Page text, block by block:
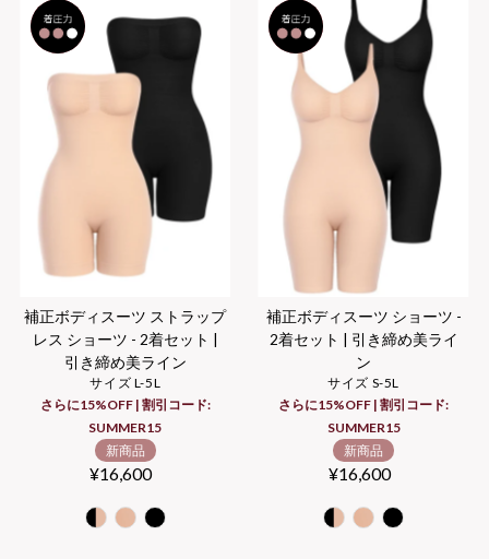
2
セット
補正ボディスーツ ストラップ
レス ショーツ - 2着セット |
引き締め美ライン
サイズ L-5L
さらに15%OFF | 割引コード:
SUMMER15
新商品
Regular
¥16,600
2
セット
補正ボディスーツ ショーツ -
2着セット | 引き締め美ライ
ン
サイズ S-5L
さらに15%OFF | 割引コード:
SUMMER15
新商品
Regular
¥16,600